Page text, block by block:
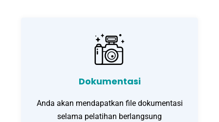
Dokumentasi
Anda akan mendapatkan file dokumentasi
selama pelatihan berlangsung